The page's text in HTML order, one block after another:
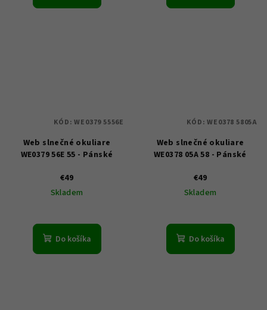
Web slnečné okuliare
WE0379 56E 55 - Pánské
€49
Skladem
Do košíka
KÓD:WE0379 5556E
Web slnečné okuliare
WE0378 05A 58 - Pánské
€49
Skladem
Do košíka
KÓD:WE0378 5805A